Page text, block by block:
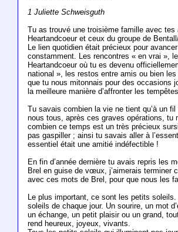
1 Juliette Schweisguth
Tu as trouvé une troisième famille avec tes
Heartandcoeur et ceux du groupe de
Le lien quotidien était précieux pour
constamment. Les rencontres « en vrai »,
Heartandcoeur où tu es devenu
national », les restos entre amis ou bien
que tu nous mitonnais pour des occasions
la meilleure manière d’affronter les
Tu savais combien la vie ne tient qu’à un
nous tous, après ces graves opérations, tu
combien ce temps est un très précieux
pas gaspiller ; ainsi tu savais aller à
essentiel était une amitié indéfectible !
En fin d’année dernière tu avais repris les
Brel en guise de vœux, j’aimerais terminer
avec ces mots de Brel, pour que nous les
Le plus important, ce sont les petits
soleils de chaque jour. Un sourire, un mot
un échange, un petit plaisir ou un grand,
rend heureux, joyeux, vivants.